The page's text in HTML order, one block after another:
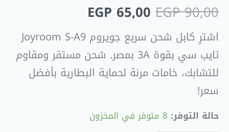
EGP90,00
EGP 65,00
اشترِ كابل شحن سريع جويروم Joyroom S-A9
تايب سي بقوة 3A بمصر. شحن مستقر ومقاوم
للتشابك، خامات مرنة لحماية البطارية بأفضل
سعر!
حالة التوفر: 8 متوفر في المخزون